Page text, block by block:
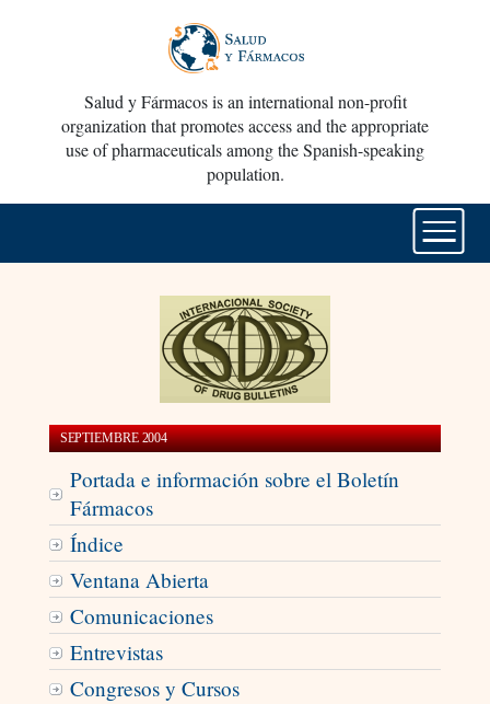
Salud y Fármacos is an international non-profit
organization that promotes access and the appropriate
use of pharmaceuticals among the Spanish-speaking
population.
SEPTIEMBRE 2004
Portada e información sobre el Boletín
Fármacos
Índice
Ventana Abierta
Comunicaciones
Entrevistas
Congresos y Cursos